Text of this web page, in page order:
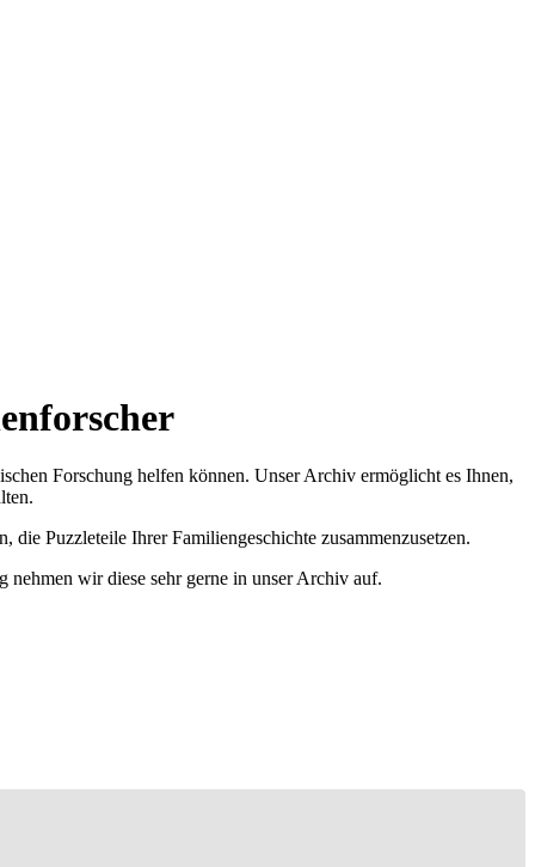
Forschung helfen können. Unser Archiv ermöglicht es Ihnen,
Puzzleteile Ihrer Familiengeschichte zusammenzusetzen.
nehmen wir diese sehr gerne in unser Archiv auf.